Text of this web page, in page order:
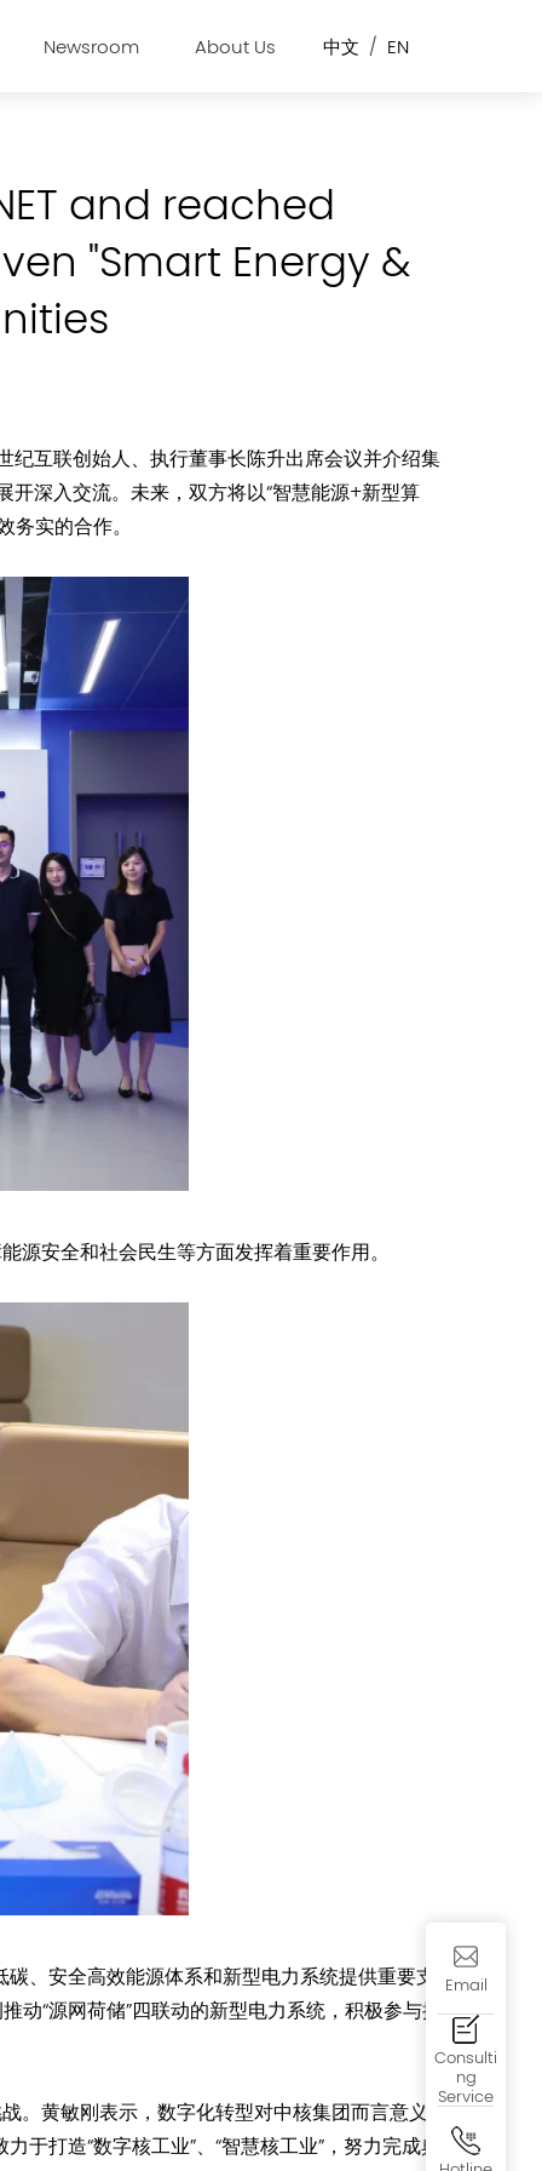
Newsroom About Us 中文 / EN
and reached
"Smart Energy &
纪互联创始人、执行董事长陈升出席会议并介绍集
开深入交流。未来，双方将以“智慧能源+新型算
务实的合作。
源安全和社会民生等方面发挥着重要作用。
、安全高效能源体系和新型电力系统提供重要支
动“源网荷储”四联动的新型电力系统，积极参与推
。黄敏刚表示，数字化转型对中核集团而言意义重
打造“数字核工业”、“智慧核工业”，努力完成典
Email
Consulti
ng
Service